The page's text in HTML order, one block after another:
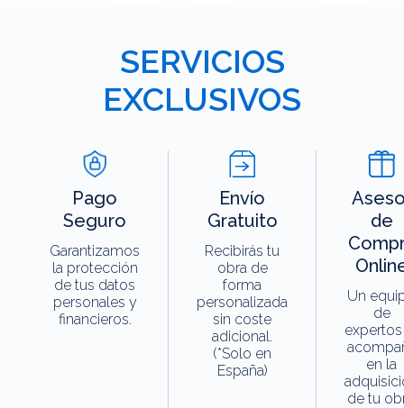
SERVICIOS
EXCLUSIVOS
Pago
Seguro
Garantizamos
la protección
de tus datos
personales y
financieros.
Envío
Gratuito
Recibirás tu
obra de
forma
personalizada
sin coste
adicional.
(*Solo en
España)
de
Un
de
en la
de tu